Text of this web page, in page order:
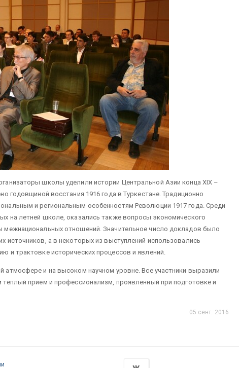
школы уделили истории Центральной Азии конца XIX –
годовщиной восстания 1916 года в Туркестане. Традиционно
и региональным особенностям Революции 1917 года. Среди
на летней школе, оказались также вопросы экономического
межнациональных отношений. Значительное число докладов было
источников, а в некоторых из выступлений использовались
и трактовке исторических процессов и явлений.
и на высоком научном уровне. Все участники выразили
прием и профессионализм, проявленный при подготовке и
05 сент. 2016